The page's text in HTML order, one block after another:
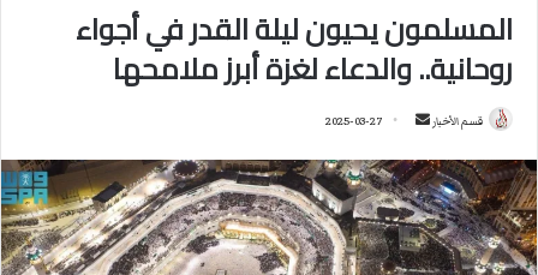
المسلمون يحيون ليلة القدر في أجواء
روحانية.. والدعاء لغزة أبرز ملامحها
قسم الأخبار
س
ل
ب
ر
2025-03-27